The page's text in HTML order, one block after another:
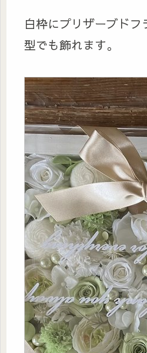
白枠にプリザーブド
型でも飾れます。